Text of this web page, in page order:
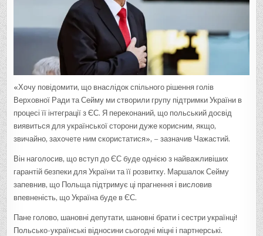
«Хочу повідомити, що внаслідок спільного рішення голів
Верховної Ради та Сейму ми створили групу підтримки України в
процесі її інтеграції з ЄС. Я переконаний, що польський досвід
виявиться для української сторони дуже корисним, якщо,
звичайно, захочете ним скористатися», – зазначив Чажастий.
Він наголосив, що вступ до ЄС буде однією з найважливіших
гарантій безпеки для України та її розвитку. Маршалок Сейму
запевнив, що Польща підтримує ці прагнення і висловив
впевненість, що Україна буде в ЄС.
Пане голово, шановні депутати, шановні брати і сестри українці!
Польсько-українські відносини сьогодні міцні і партнерські.